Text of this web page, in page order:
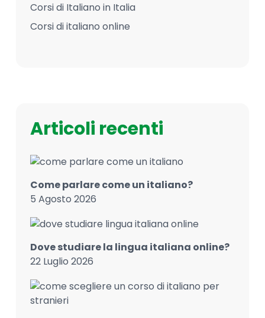
Corsi di Italiano in Italia
Corsi di italiano online
Articoli recenti
Come parlare come un italiano?
5 Agosto 2026
Dove studiare la lingua italiana online?
22 Luglio 2026